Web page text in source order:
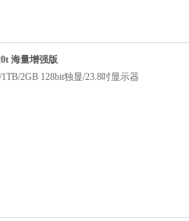
海量增强版
2GB 128bit独显/23.8吋显示器